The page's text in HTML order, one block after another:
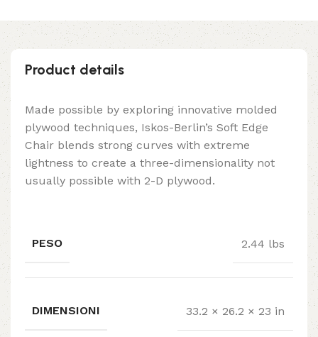
Product details
Made possible by exploring innovative molded
plywood techniques, Iskos-Berlin’s Soft Edge
Chair blends strong curves with extreme
lightness to create a three-dimensionality not
usually possible with 2-D plywood.
PESO 2.44 lbs
DIMENSIONI 33.2 × 26.2 × 23 in